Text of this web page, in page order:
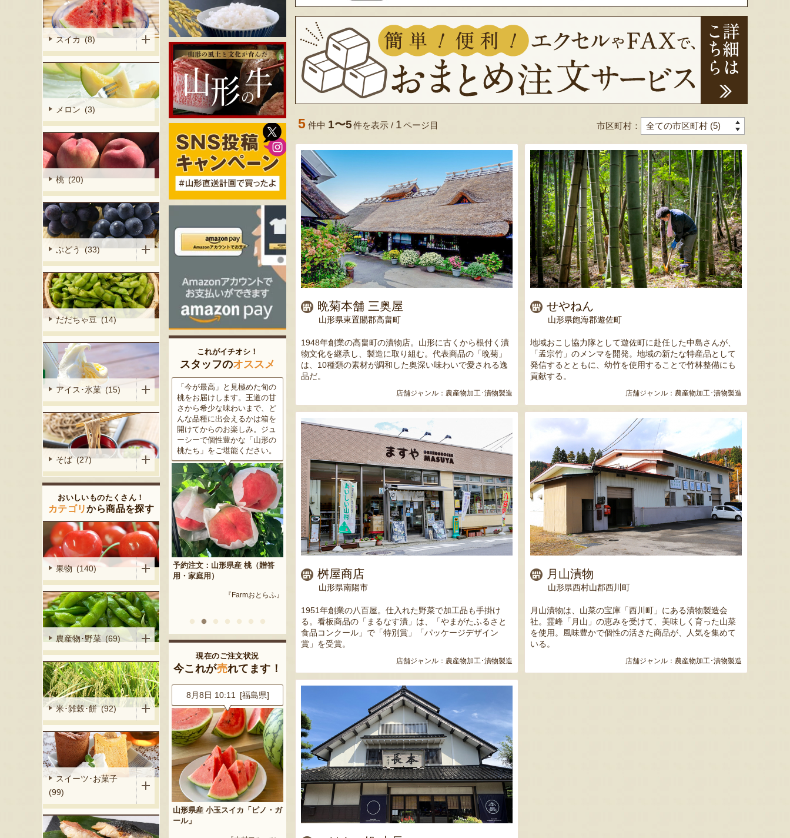
5 件中 1〜5件を表示 / 1ページ目 市区町村：
晩菊本舗 三奥屋
山形県東置賜郡高畠町
1948年創業の高畠町の漬物店。山形に古くから根付く漬
物文化を継承し、製造に取り組む。代表商品の「晩菊」
は、10種類の素材が調和した奥深い味わいで愛される逸
品だ。
店舗ジャンル： 農産物加工･漬物製造
せやねん
山形県飽海郡遊佐町
地域おこし協力隊として遊佐町に赴任した中島さんが、
「孟宗竹」のメンマを開発。地域の新たな特産品として
発信するとともに、幼竹を使用することで竹林整備にも
貢献する。
店舗ジャンル： 農産物加工･漬物製造
桝屋商店
山形県南陽市
1951年創業の八百屋。仕入れた野菜で加工品も手掛け
る。看板商品の「まるなす漬」は、「やまがたふるさと
食品コンクール」で「特別賞」「パッケージデザイン
賞」を受賞。
店舗ジャンル： 農産物加工･漬物製造
月山漬物
山形県西村山郡西川町
月山漬物は、山菜の宝庫「西川町」にある漬物製造会
社。霊峰「月山」の恵みを受けて、美味しく育った山菜
を使用。風味豊かで個性の活きた商品が、人気を集めて
いる。
店舗ジャンル： 農産物加工･漬物製造
スイカ (8)
メロン (3)
桃 (20)
ぶどう (33)
だだちゃ豆 (14)
アイス･氷菓 (15)
そば (27)
おいしいものたくさん！
カテゴリから商品を探す
果物 (140)
農産物･野菜 (69)
米･雑穀･餅 (92)
スイーツ･お菓子
(99)
これがイチオシ！
スタッフのオススメ
フデザイン』
「今が最高」と見極めた旬の
桃をお届けします。王道の甘
さから希少な味わいまで、ど
んな品種に出会えるかは箱を
開けてからのお楽しみ。ジュ
ーシーで個性豊かな「山形の
桃たち」をご堪能ください。
予約注文：山形県産 桃（贈答
用・家庭用）
『Farmおとらふ』
米沢牛は、非常に厳しい条件
をクリアした最高級のブラン
ド牛。美しいサシ・きめ細か
な肉質・とろける食感・濃厚
な旨味、すべてが抜群です。
高級感のある黒化粧箱入りの
ため、大切な人への贈り物に
どうぞ！
米沢牛
『肉匠えんどう』
用油。油特有の臭いやクセが
なく、食材の美味しさを引き
立てます。一度使えば、毎日
使いたくなること間違いなし
です。
まいにちのこめ油
った「白桃」。あえて大玉で
視した「中玉」にこだわって
栽培しています。「陽夏妃」
や「川中島白桃」など、その
時期に旬の品種をお届けしま
す。
『栗原果樹園』
っと詰まった「ミックスゼリ
組み合わせやカットの仕方に
もこだわりました。箱を開け
た瞬間に笑顔になれるゼリー
は、大切な方への贈り物にも
最適。
ミックスゼリー
たスイートコーン「おおも
と、果物にも負けない濃厚な
甘みが特徴。朝採りをその日
のうちに発送し、鮮度そのま
まにお届けします。
現在のご注文状況
今これが売れてます！
「ピノ・ガ
8月8日 10:11 [福島県]
山形県産 小玉スイカ「ピノ・ガ
ール」
8月8日 09:52 [山形県]
山形ご当地麺セット（乾麺）
山形県産 大粒ぶどう詰め合わせ
（贈答用・家庭用）
8月8日 07:08 [大阪府]
山形県 白山産 枝豆 だだちゃ豆